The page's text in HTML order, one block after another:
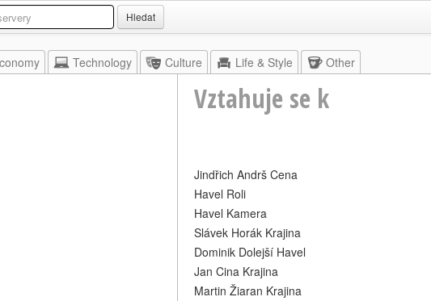
Hledat
Technology Culture Life & Style Other
Vztahuje se k
Jindřich Andrš Cena
Havel Roli
Havel Kamera
Slávek Horák Krajina
Dominik Dolejší Havel
Jan Cina Krajina
Martin Žiaran Krajina